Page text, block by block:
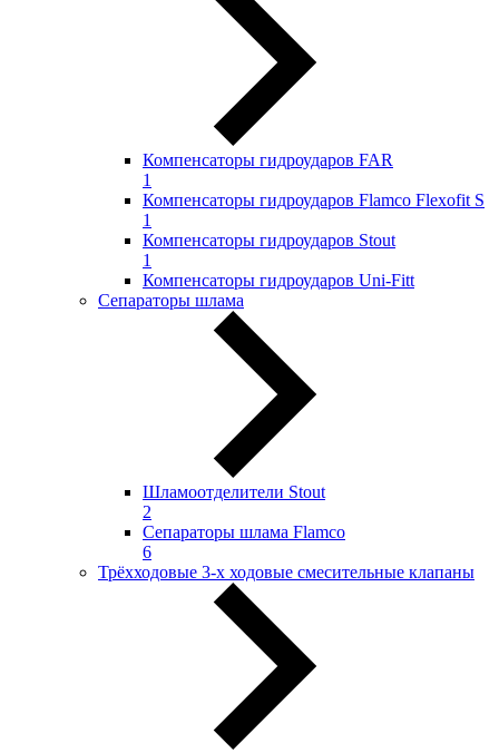
Компенсаторы гидроударов FAR
1
Компенсаторы гидроударов Flamco Flexofit S
1
Компенсаторы гидроударов Stout
1
Компенсаторы гидроударов Uni-Fitt
Сепараторы шлама
Шламоотделители Stout
2
Сепараторы шлама Flamco
6
Трёхходовые 3-х ходовые смесительные клапаны